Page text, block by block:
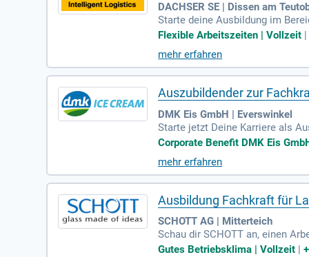
DACHSER SE | Dissen am
Starte deine Ausbildung im
unsere Mitarbeitenden der
ng wirst du Güter annehmen,
Grundlage für die Logistik von
Flexible Arbeitszeiten | Vollzeit
mehr erfahren
Auszubildender zur
DMK Eis GmbH | Everswinkel
Starte jetzt Deine Karriere als
lle Aspekte der Lagerlogistik
egleitpapieren. Im
von Lieferscheinen und
an und entwickle Dich zum
Corporate Benefit DMK Eis
mehr erfahren
Ausbildung Fachkraft für
SCHOTT AG | Mitterteich
Schau dir SCHOTT an, einen
ng und sorgt dafür, dass du dich
Gutes Betriebsklima | Vollzeit |